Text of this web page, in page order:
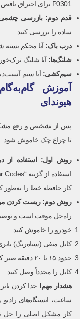
P0301 برای احتراق ناقص در سیلندر ۱) به یک مشکل خاص اشاره دارد.
قدم دوم: بازرسی چشمی
ساده را بررسی کنید:
درب باک: آیا محکم
شلنگ‌ها: آیا شلنگ
سیم‌کشی: آیا سیم
آموزش
هیوندای
پس از تشخیص و رفع مشکل
تا چراغ چک خاموش شود.
روش اول: استفاده از
کار حافظه خطا را به‌طور
روش دوم: ریست کردن
راه‌حل موقت است و توصیه
خودرو را خاموش کنید.
کابل منفی (سیاه‌رنگ) باتری
حدود ۱۵ تا ۲۰ دقیقه صبر کنید.
کابل را مجدداً وصل کنید.
هشدار مهم! جدا کردن
ساعت، ایستگاه‌های
کار مشکل اصلی را حل